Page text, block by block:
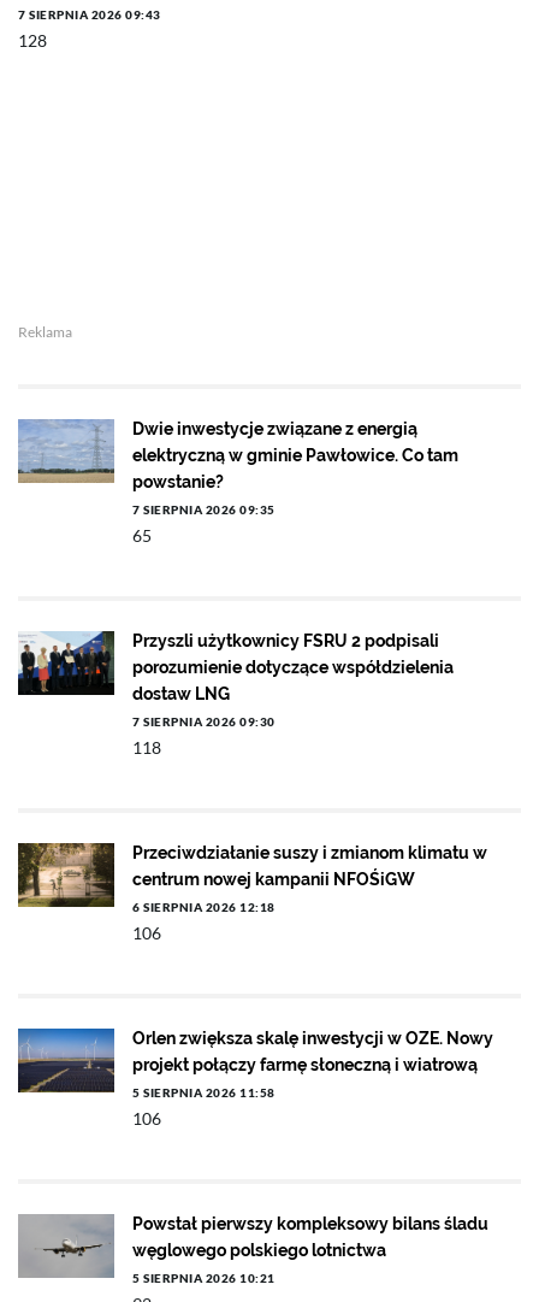
7 SIERPNIA 2026 09:43
128
Reklama
Dwie inwestycje związane z energią
elektryczną w gminie Pawłowice. Co tam
powstanie?
7 SIERPNIA 2026 09:35
65
Przyszli użytkownicy FSRU 2 podpisali
porozumienie dotyczące współdzielenia
dostaw LNG
7 SIERPNIA 2026 09:30
118
Przeciwdziałanie suszy i zmianom klimatu w
centrum nowej kampanii NFOŚiGW
6 SIERPNIA 2026 12:18
106
Orlen zwiększa skalę inwestycji w OZE. Nowy
projekt połączy farmę słoneczną i wiatrową
5 SIERPNIA 2026 11:58
106
Powstał pierwszy kompleksowy bilans śladu
węglowego polskiego lotnictwa
5 SIERPNIA 2026 10:21